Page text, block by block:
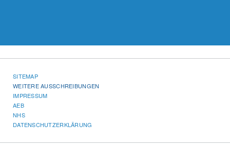
SITEMAP
WEITERE AUSSCHREIBUNGEN
IMPRESSUM
AEB
NHS
DATENSCHUTZERKLÄRUNG